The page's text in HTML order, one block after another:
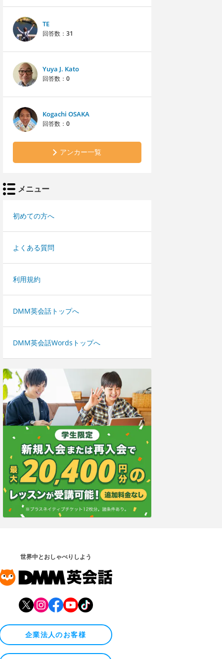
TE
回答数： 31
Yuya J. Kato
回答数： 0
Kogachi OSAKA
回答数： 0
アンカー一覧
メニュー
初めての方へ
よくある質問
利用規約
DMM英会話トップへ
DMM英会話Wordsトップへ
世界中とおしゃべりしよう
企業法人のお客様